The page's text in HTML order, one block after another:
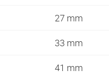
27 mm
33 mm
41 mm